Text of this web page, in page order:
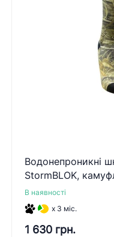
Водонепроникні
StormBLOK,
В наявності
x 3 міс.
1 630 грн.